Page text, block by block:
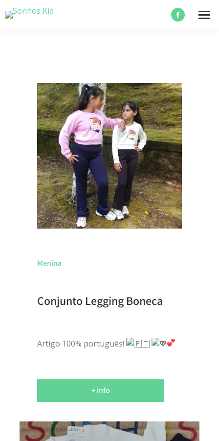
Menina
Conjunto Legging Boneca
Artigo 100% português!
+ info